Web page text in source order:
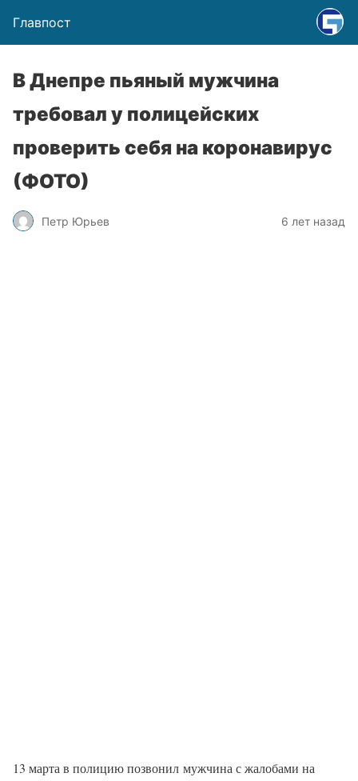
Главпост
В Днепре пьяный мужчина
требовал у полицейских
проверить себя на коронавирус
(ФОТО)
Петр Юрьев 6 лет назад
13 марта в полицию позвонил мужчина с жалобами на